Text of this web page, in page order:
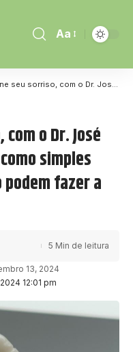
Aa
José Olavo Mendes: entenda como simples mudanças na escovação podem fazer a diferença
o Dr. José
simples
podem fazer a
12:01 pm
13, 2024
5 Min de leitura